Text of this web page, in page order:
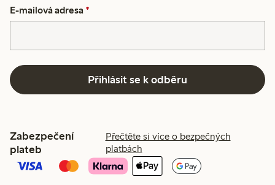
E-mailová adresa *
Přihlásit se k odběru
Zabezpečení
plateb
Přečtěte si více o bezpečných
platbách